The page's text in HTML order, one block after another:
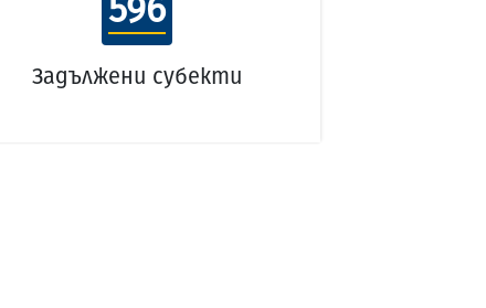
Задължени субекти